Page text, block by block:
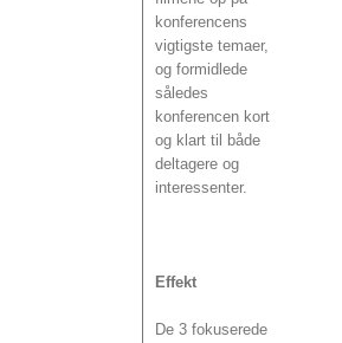
konferencens
vigtigste temaer,
og formidlede
således
konferencen kort
og klart til både
deltagere og
interessenter.
Effekt
De 3 fokuserede